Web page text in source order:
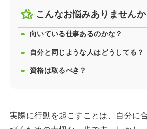
こんなお悩みありませんか
向いている仕事あるのかな？
自分と同じような人はどうしてる？
資格は取るべき？
実際に行動を起こすことは、自分に